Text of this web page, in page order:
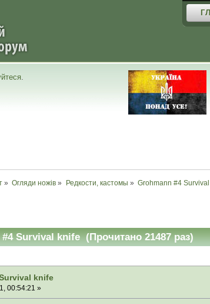
.
» Огляди ножів » Редкости, кастомы » Grohmann #4
Survival knife (Прочитано 21487 раз)
knife
00:54:21 »